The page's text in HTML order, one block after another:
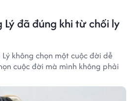
Lý đã đúng khi từ chối ly
không chọn một cuộc đời dễ
cuộc đời mà mình không phải